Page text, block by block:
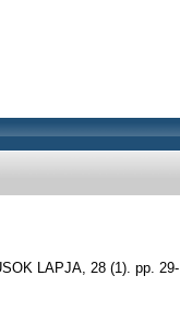
LAPJA, 28 (1). pp. 29-